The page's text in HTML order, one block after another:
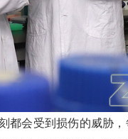
会受到损伤的威胁